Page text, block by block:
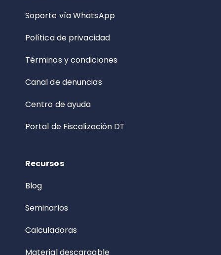
Soporte vía WhatsApp
Política de privacidad
Términos y condiciones
Canal de denuncias
Centro de ayuda
Portal de Fiscalización DT
Recursos
Blog
Seminarios
Calculadoras
Material descargable